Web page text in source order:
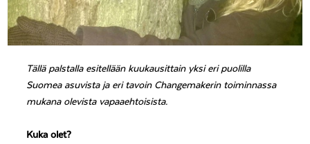
Tällä palstalla esitellään kuukausittain yksi eri puolilla
Suomea asuvista ja eri tavoin Changemakerin toiminnassa
mukana olevista vapaaehtoisista.
Kuka olet?